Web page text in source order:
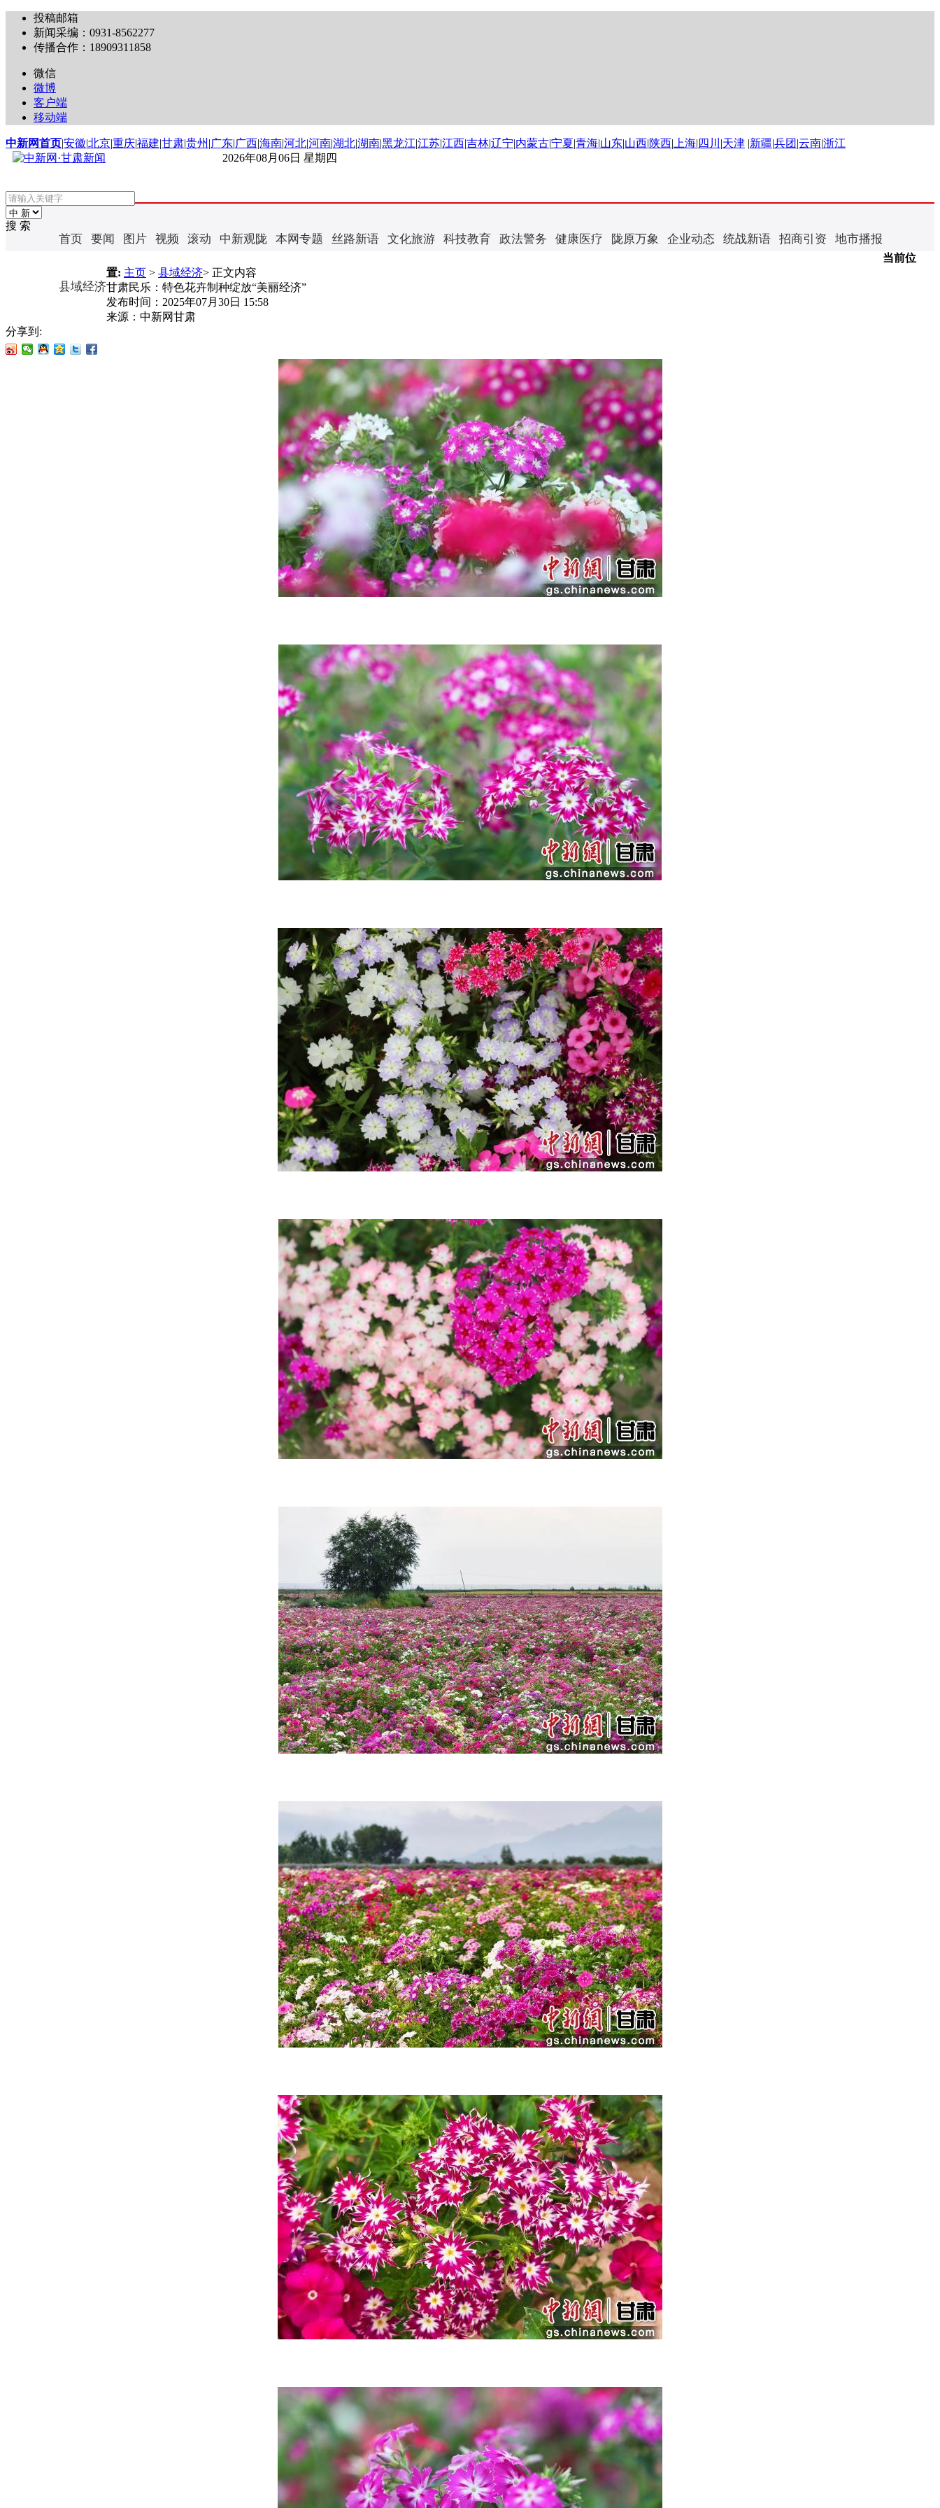
投稿邮箱
新闻采编：0931-8562277
传播合作：18909311858
微信
微博
客户端
移动端
中新网首页|安徽|北京|重庆|福建|甘肃|贵州 |广东|广西|海南|河北|河南|湖北|湖南|黑龙江|江苏|江西|吉林|辽宁|内蒙古|宁夏|青海|山东|山西|陕西| 上海| 四川 |天津 |新疆|兵团 |云南|浙江
2026年08月06日 星期四
搜 索
首页 要闻 图片 视频 滚动 中新观陇 本网专题 丝路新语 文化旅游 科技教育 政法警务 健康医疗 陇原万象 企业动态 统战新语 招商引资 地市播报
县域经济
当前位
置: 主页 > 县域经济> 正文内容
甘肃民乐：特色花卉制种绽放“美丽经济”
发布时间： 2025年07月30日 15:58
来源： 中新网甘肃
分享到: